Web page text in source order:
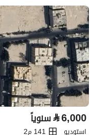
⃁6,000 سنوياً
استوديو
141 م2